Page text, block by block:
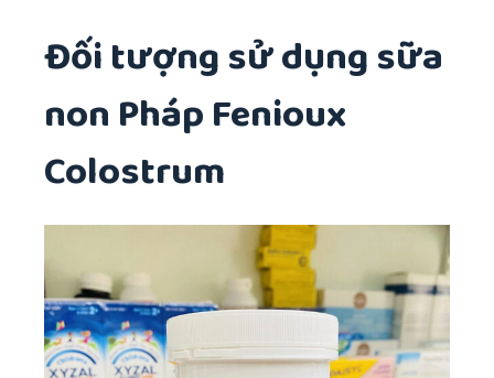
Đối tượng sử dụng sữa
non Pháp Fenioux
Colostrum